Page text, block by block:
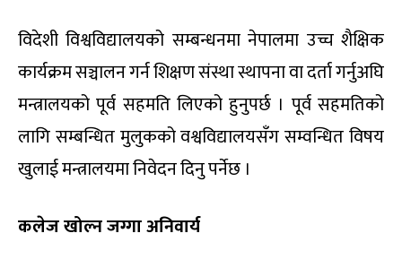
विदेशी विश्वविद्यालयको सम्बन्धनमा नेपालमा उच्च शैक्षिक
कार्यक्रम सञ्चालन गर्न शिक्षण संस्था स्थापना वा दर्ता गर्नुअघि
मन्त्रालयको पूर्व सहमति लिएको हुनुपर्छ । पूर्व सहमतिको
लागि सम्बन्धित मुलुकको वश्वविद्यालयसँग सम्वन्धित विषय
खुलाई मन्त्रालयमा निवेदन दिनु पर्नेछ ।
कलेज खोल्न जग्गा अनिवार्य